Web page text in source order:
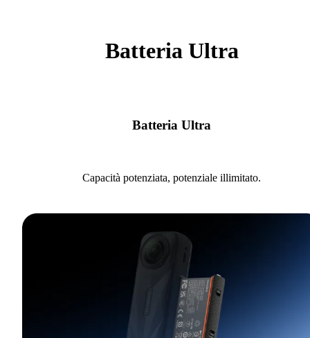
Batteria Ultra
Batteria Ultra
Capacità potenziata, potenziale illimitato.